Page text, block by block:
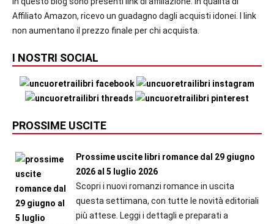
Affiliato Amazon, ricevo un guadagno dagli acquisti idonei. I link
non aumentano il prezzo finale per chi acquista.
I NOSTRI SOCIAL
PROSSIME USCITE
Prossime uscite libri romance dal 29 giugno
2026 al 5 luglio 2026
Scopri i nuovi romanzi romance in uscita
questa settimana, con tutte le novità editoriali
più attese. Leggi i dettagli e preparati a